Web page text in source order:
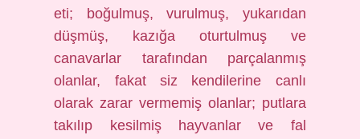
eti; boğulmuş, vurulmuş, yukarıdan
düşmüş, kazığa oturtulmuş ve
canavarlar tarafından parçalanmış
olanlar, fakat siz kendilerine canlı
olarak zarar vermemiş olanlar; putlara
takılıp kesilmiş hayvanlar ve fal